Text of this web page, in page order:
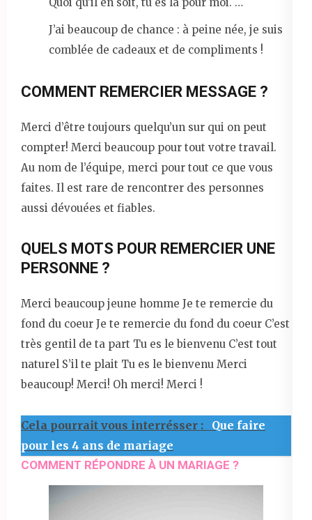
J’ai beaucoup de chance : à peine née, je suis
comblée de cadeaux et de compliments !
COMMENT REMERCIER MESSAGE ?
Merci d’être toujours quelqu’un sur qui on peut
compter! Merci beaucoup pour tout votre travail.
Au nom de l’équipe, merci pour tout ce que vous
faites. Il est rare de rencontrer des personnes
aussi dévouées et fiables.
QUELS MOTS POUR REMERCIER UNE
PERSONNE ?
Merci beaucoup jeune homme Je te remercie du
fond du coeur Je te remercie du fond du coeur C’est
très gentil de ta part Tu es le bienvenu C’est tout
naturel S’il te plait Tu es le bienvenu Merci
beaucoup! Merci! Oh merci! Merci !
Cela pourrait vous interrésser :
Que faire
pour les 4 ans de mariage
COMMENT RÉPONDRE À UN MARIAGE ?